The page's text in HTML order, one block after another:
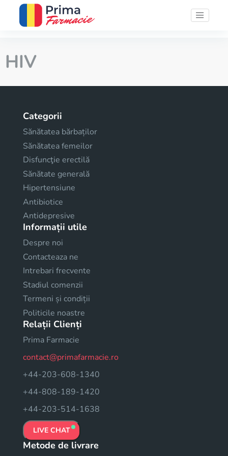
HIV
Categorii
Sănătatea bărbaților
Sănătatea femeilor
Disfuncţie erectilă
Sănătate generală
Hipertensiune
Antibiotice
Antidepresive
Informații utile
Despre noi
Contacteaza ne
Intrebari frecvente
Stadiul comenzii
Termeni și condiții
Politicile noastre
Relații Clienți
Prima Farmacie
contact@primafarmacie.ro
+44-203-608-1340
+44-808-189-1420
+44-203-514-1638
LIVE CHAT
Metode de livrare